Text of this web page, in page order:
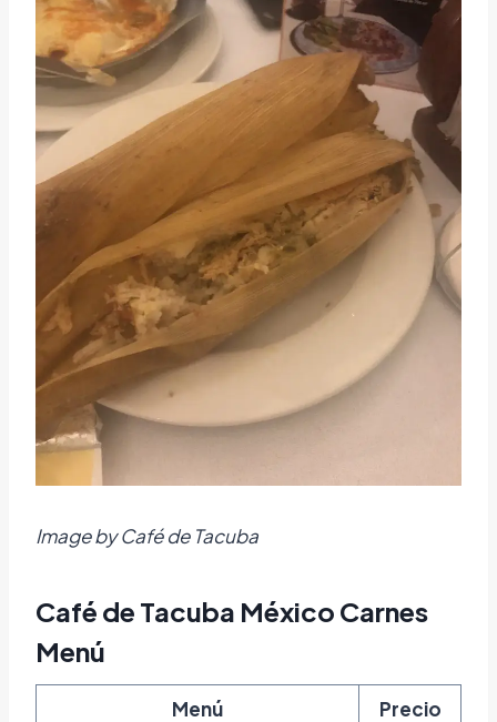
Image by Café de Tacuba
Café de Tacuba México Carnes
Menú
Menú Precio